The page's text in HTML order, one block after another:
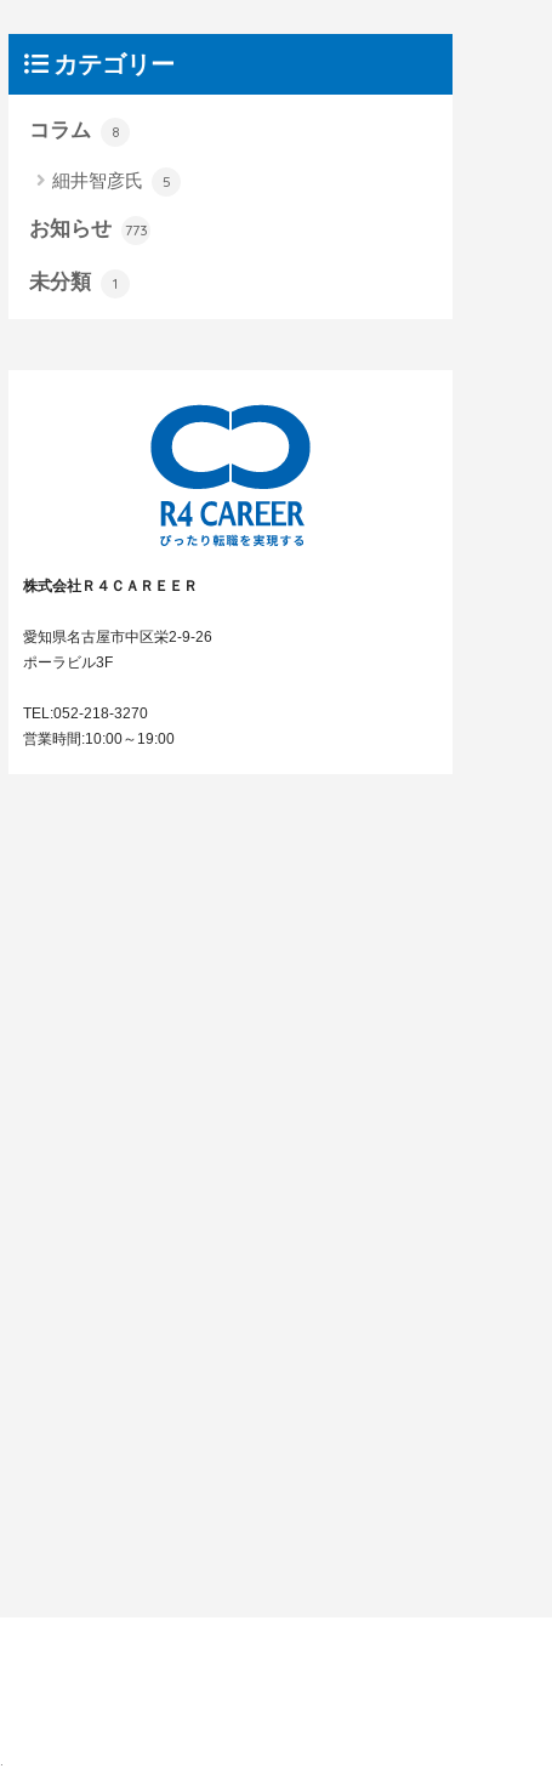
カテゴリー
コラム 8
細井智彦氏 5
お知らせ 773
未分類 1
株式会社Ｒ４ＣＡＲＥＥＲ
愛知県名古屋市中区栄2-9-26
ポーラビル3F
TEL:052-218-3270
営業時間:10:00～19:00